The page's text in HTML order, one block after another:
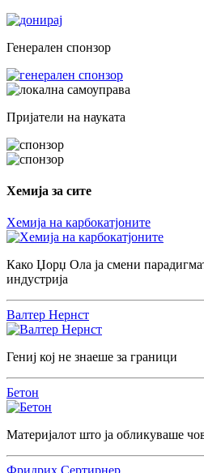
Генерален спонзор
Пријатели на науката
Хемија за сите
Хемија на карбокатјоните
Како Џорџ Ола ја смени
индустрија
Валтер Нернст
Гениј кој не знаеше за граници
Бетон
Материјалот што ја обликуваше